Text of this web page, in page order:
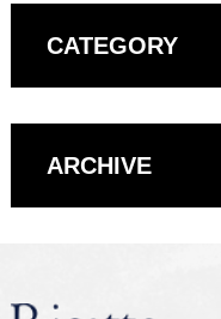
CATEGORY
ARCHIVE